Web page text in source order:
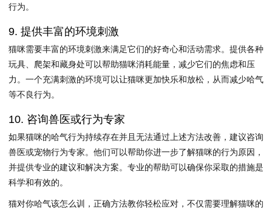
行为。
9. 提供丰富的环境刺激
猫咪需要丰富的环境刺激来满足它们的好奇心和活动需求。提供各种
玩具、爬架和藏身处可以帮助猫咪消耗能量，减少它们的焦虑和压
力。一个充满刺激的环境可以让猫咪更加快乐和放松，从而减少哈气
等不良行为。
10. 咨询兽医或行为专家
如果猫咪的哈气行为持续存在并且无法通过上述方法改善，建议咨询
兽医或宠物行为专家。他们可以帮助你进一步了解猫咪的行为原因，
并提供专业的建议和解决方案。专业的帮助可以确保你采取的措施是
科学和有效的。
猫对你哈气该怎么训，正确方法教你轻松应对，不仅需要理解猫咪的